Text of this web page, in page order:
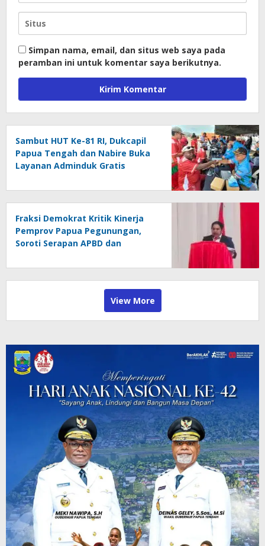
Simpan nama, email, dan situs web saya pada
peramban ini untuk komentar saya berikutnya.
Sambut HUT Ke-81 RI, Dukcapil
Papua Tengah dan Nabire Buka
Layanan Adminduk Gratis
Fraksi Demokrat Kritik Kinerja
Pemprov Papua Pegunungan,
Soroti Serapan APBD dan
View More